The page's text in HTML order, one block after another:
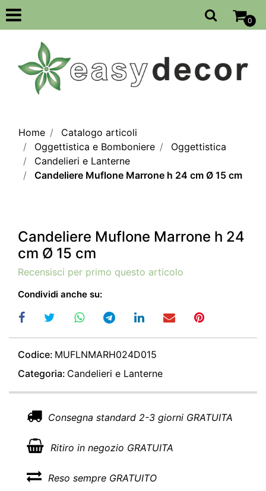
Open
0
Home
Catalogo articoli
Oggettistica e Bomboniere
Oggettistica
Candelieri e Lanterne
Candeliere Muflone Marrone h 24 cm Ø 15 cm
Candeliere Muflone Marrone h 24
cm Ø 15 cm
Recensisci per primo questo articolo
Condividi anche su:
Codice: MUFLNMARH024D015
Categoria: Candelieri e Lanterne
Consegna standard 2-3 giorni GRATUITA
Ritiro in negozio GRATUITA
Reso sempre GRATUITO